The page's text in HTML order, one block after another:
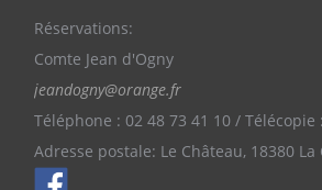
Réservations:
Comte Jean d'Ogny
jeandogny@orange.fr
Téléphone : 02 48 73 41 10 / Télécopie
Adresse postale: Le Château, 18380